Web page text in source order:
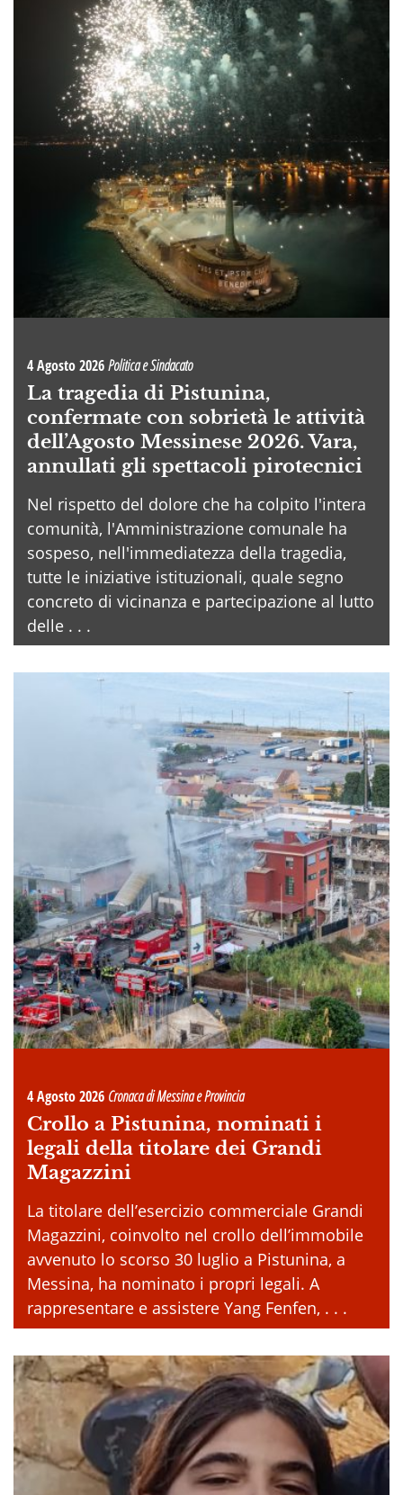
4 Agosto 2026Politica e Sindacato
La tragedia di Pistunina,
confermate con sobrietà le attività
dell’Agosto Messinese 2026. Vara,
annullati gli spettacoli pirotecnici
Nel rispetto del dolore che ha colpito l'intera
comunità, l'Amministrazione comunale ha
sospeso, nell'immediatezza della tragedia,
tutte le iniziative istituzionali, quale segno
concreto di vicinanza e partecipazione al lutto
delle . . .
4 Agosto 2026 Cronaca di Messina e Provincia
Crollo a Pistunina, nominati i
legali della titolare dei Grandi
Magazzini
La titolare dell’esercizio commerciale Grandi
Magazzini, coinvolto nel crollo dell’immobile
avvenuto lo scorso 30 luglio a Pistunina, a
Messina, ha nominato i propri legali. A
rappresentare e assistere Yang Fenfen, . . .